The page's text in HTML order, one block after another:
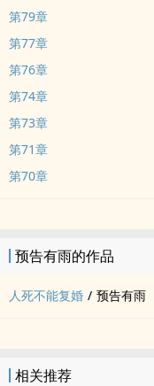
第79章
第77章
第76章
第74章
第73章
第71章
第70章
预告有雨的作品
人死不能复婚 / 预告有雨
相关推荐